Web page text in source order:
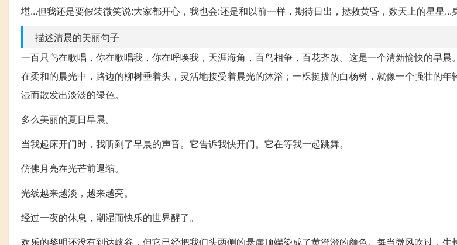
堪...但我还是要假装微笑说:大家都开心，我也会:还是和以前一样，期待日出，拯救黄昏，数天上的星星...
描述清晨的美丽句子
一百只鸟在歌唱，你在歌唱我，你在呼唤我，天涯海角，百鸟相争，百花齐放。这是一个清新愉快的早晨
在柔和的晨光中，路边的柳树垂着头，灵活地接受着晨光的沐浴；一棵挺拔的白杨树，就像一个强壮的年
湿而散发出淡淡的绿色。
多么美丽的夏日早晨。
当我起床开门时，我听到了早晨的声音。它告诉我快开门。它在等我一起跳舞。
仿佛月亮在光芒前退缩。
光线越来越淡，越来越亮。
经过一夜的休息，潮湿而快乐的世界醒了。
欢乐的黎明还没有到达峡谷，但它已经把我们头两侧的悬崖顶端染成了黄澄澄的颜色。每当微风吹过，生